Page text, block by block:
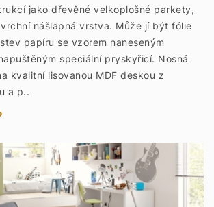
jako dřevěné velkoplošné parkety,
nášlapná vrstva. Může jí být fólie
papíru se vzorem naneseným
speciální pryskyřicí. Nosná
kvalitní lisovanou MDF deskou z
a p..